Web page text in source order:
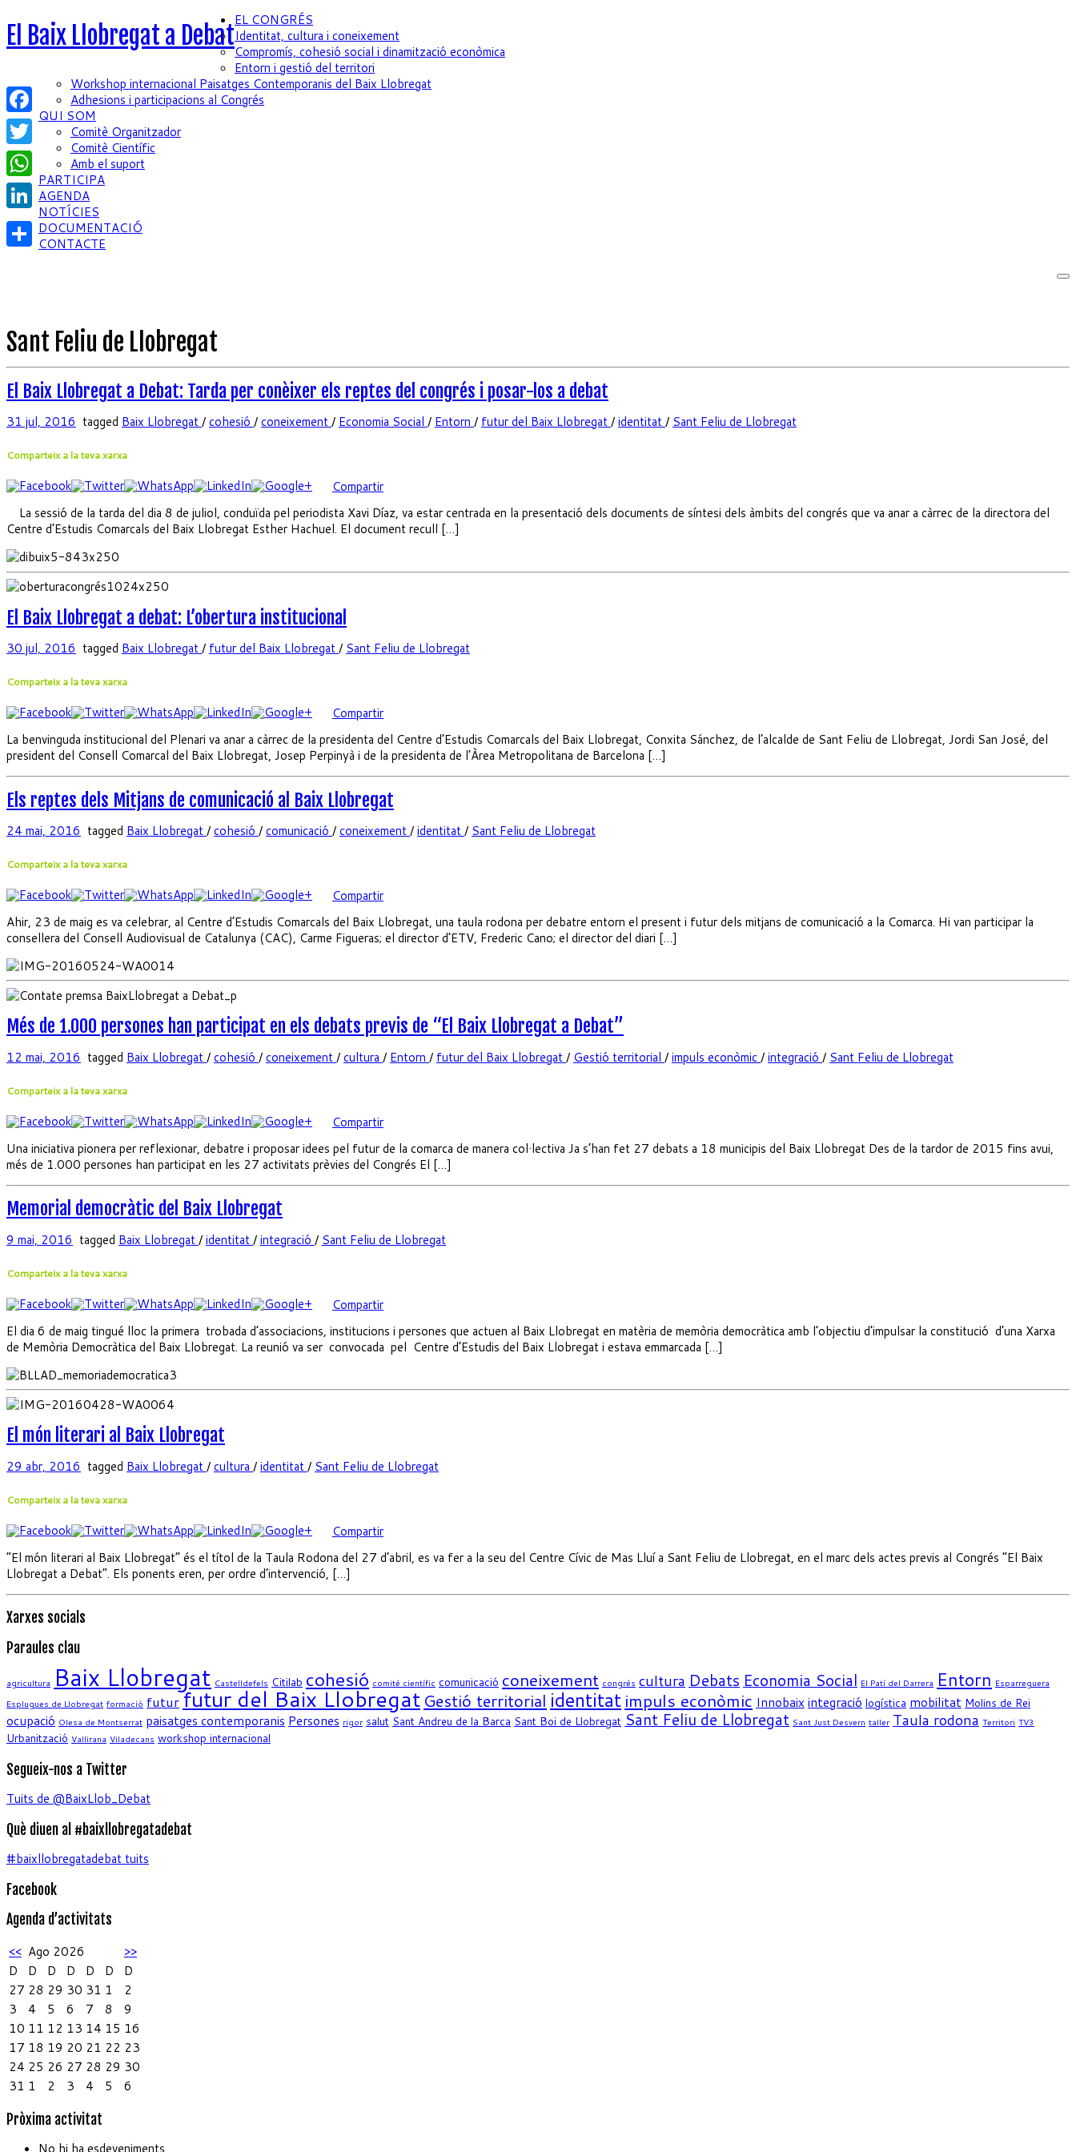
El Baix Llobregat a Debat
EL CONGRÉS
Identitat, cultura i coneixement
Compromís, cohesió social i dinamització econòmica
Entorn i gestió del territori
Workshop internacional Paisatges Contemporanis del Baix Llobregat
Adhesions i participacions al Congrés
QUI SOM
Comitè Organitzador
Comitè Científic
Amb el suport
PARTICIPA
AGENDA
NOTÍCIES
DOCUMENTACIÓ
CONTACTE
Sant Feliu de Llobregat
El Baix Llobregat a Debat: Tarda per conèixer els reptes del congrés i posar-los a debat
31 jul, 2016 tagged Baix Llobregat/cohesió /coneixement/ Economia Social / Entorn / futur del Baix Llobregat/identitat/ Sant Feliu de Llobregat
Comparteix a la teva xarxa
Compartir
La sessió de la tarda del dia 8 de juliol, conduïda pel periodista Xavi Díaz, va estar centrada en la presentació dels documents de síntesi dels àmbits del congrés que va anar a càrrec de la directora del
Centre d’Estudis Comarcals del Baix Llobregat Esther Hachuel. El document recull […]
El Baix Llobregat a debat: L’obertura institucional
30 jul, 2016 tagged Baix Llobregat/ futur del Baix Llobregat/ Sant Feliu de Llobregat
Comparteix a la teva xarxa
Compartir
La benvinguda institucional del Plenari va anar a càrrec de la presidenta del Centre d’Estudis Comarcals del Baix Llobregat, Conxita Sánchez, de l’alcalde de Sant Feliu de Llobregat, Jordi San José, del
president del Consell Comarcal del Baix Llobregat, Josep Perpinyà i de la presidenta de l’Àrea Metropolitana de Barcelona […]
Els reptes dels Mitjans de comunicació al Baix Llobregat
24 mai, 2016 tagged Baix Llobregat/cohesió /comunicació /coneixement/identitat/ Sant Feliu de Llobregat
Comparteix a la teva xarxa
Compartir
Ahir, 23 de maig es va celebrar, al Centre d’Estudis Comarcals del Baix Llobregat, una taula rodona per debatre entorn el present i futur dels mitjans de comunicació a la Comarca. Hi van participar la
consellera del Consell Audiovisual de Catalunya (CAC), Carme Figueras; el director d’ETV, Frederic Cano; el director del diari […]
Més de 1.000 persones han participat en els debats previs de “El Baix Llobregat a Debat”
12 mai, 2016 tagged Baix Llobregat/cohesió /coneixement/cultura / Entorn / futur del Baix Llobregat/ Gestió territorial /impuls econòmic/integració / Sant Feliu de Llobregat
Comparteix a la teva xarxa
Compartir
Una iniciativa pionera per reflexionar, debatre i proposar idees pel futur de la comarca de manera col·lectiva Ja s’han fet 27 debats a 18 municipis del Baix Llobregat Des de la tardor de 2015 fins avui,
més de 1.000 persones han participat en les 27 activitats prèvies del Congrés El […]
Memorial democràtic del Baix Llobregat
9 mai, 2016 tagged Baix Llobregat/identitat/integració / Sant Feliu de Llobregat
Comparteix a la teva xarxa
Compartir
El dia 6 de maig tingué lloc la primera trobada d’associacions, institucions i persones que actuen al Baix Llobregat en matèria de memòria democràtica amb l’objectiu d’impulsar la constitució d’una Xarxa
de Memòria Democràtica del Baix Llobregat. La reunió va ser convocada pel Centre d’Estudis del Baix Llobregat i estava emmarcada […]
El món literari al Baix Llobregat
29 abr, 2016 tagged Baix Llobregat/cultura /identitat/ Sant Feliu de Llobregat
Comparteix a la teva xarxa
Compartir
“El món literari al Baix Llobregat” és el títol de la Taula Rodona del 27 d’abril, es va fer a la seu del Centre Cívic de Mas Lluí a Sant Feliu de Llobregat, en el marc dels actes previs al Congrés “El Baix
Llobregat a Debat”. Els ponents eren, per ordre d’intervenció, […]
Xarxes socials
Paraules clau
agricultura Baix Llobregat Castelldefels Citilab cohesió comité científic comunicació coneixement congrés cultura Debats Economia Social El Patí del Darrera Entorn Esparreguera
Esplugues de Llobregat formació futurfutur del Baix Llobregat Gestió territorial identitat impuls econòmic Innobaixintegració logística mobilitat Molins de Rei
ocupació Olesa de Montserrat paisatges contemporanis Persones rigor salut Sant Andreu de la Barca Sant Boi de Llobregat Sant Feliu de Llobregat Sant Just Desvern taller Taula rodona Territori TV3
Urbanització Vallirana Viladecans workshop internacional
Segueix-nos a Twitter
Tuits de @BaixLlob_Debat
Què diuen al #baixllobregatadebat
#baixllobregatadebat tuits
Facebook
Agenda d’activitats
<< Ago 2026
>>
D
D D D D D
D
27 28 29 30 31 1
2
3
4 5 6 7 8
9
10 11 12 13 14 15 16
17 18 19 20 21 22 23
24 25 26 27 28 29 30
31 1 2 3 4 5 6
Pròxima activitat
No hi ha esdeveniments
Facebook
Twitter
WhatsApp
LinkedIn